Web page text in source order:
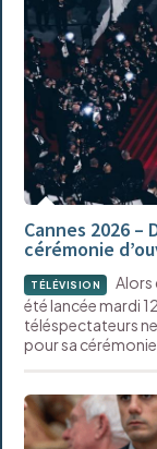
Cannes 2026 –
cérémonie
TÉLÉVISION
Alors
été lancée mardi
téléspectateurs ne
pour sa